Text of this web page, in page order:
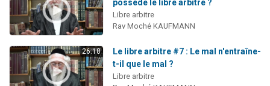
possède le libre arbitre ?
Libre arbitre
Rav Moché KAUFMANN
26:18
Le libre arbitre #7 : Le mal n'entraîne-
t-il que le mal ?
Libre arbitre